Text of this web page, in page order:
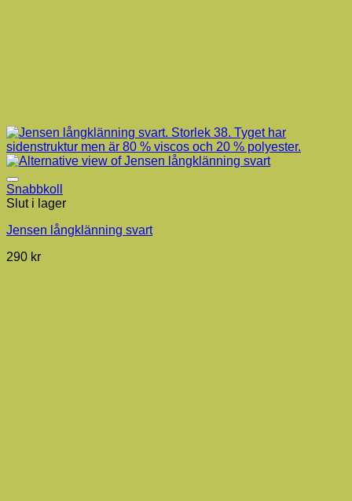
Snabbkoll
Slut i lager
Jensen långklänning svart
290 kr